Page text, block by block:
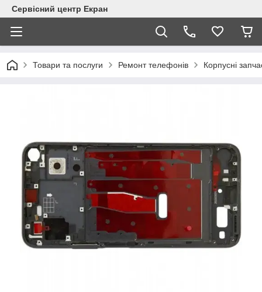
Сервісний центр Екран
Товари та послуги Ремонт телефонів Корпусні